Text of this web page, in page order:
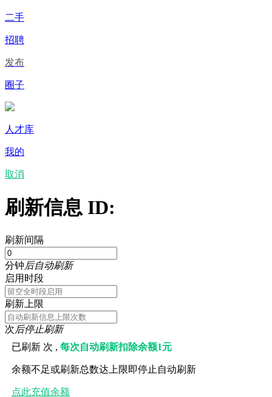
二手
招聘
发布
圈子
人才库
我的
取消
刷新信息 ID:
刷新间隔
分钟后自动刷新
启用时段
刷新上限
次后停止刷新
已刷新 次 ,每次自动刷新扣除余额1元
余额不足或刷新总数达上限即停止自动刷新
点此充值余额